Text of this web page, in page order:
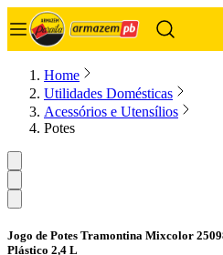
Home
Utilidades Domésticas
Acessórios e Utensílios
Potes
Jogo de Potes Tramontina Mixcolor
Plástico 2,4 L